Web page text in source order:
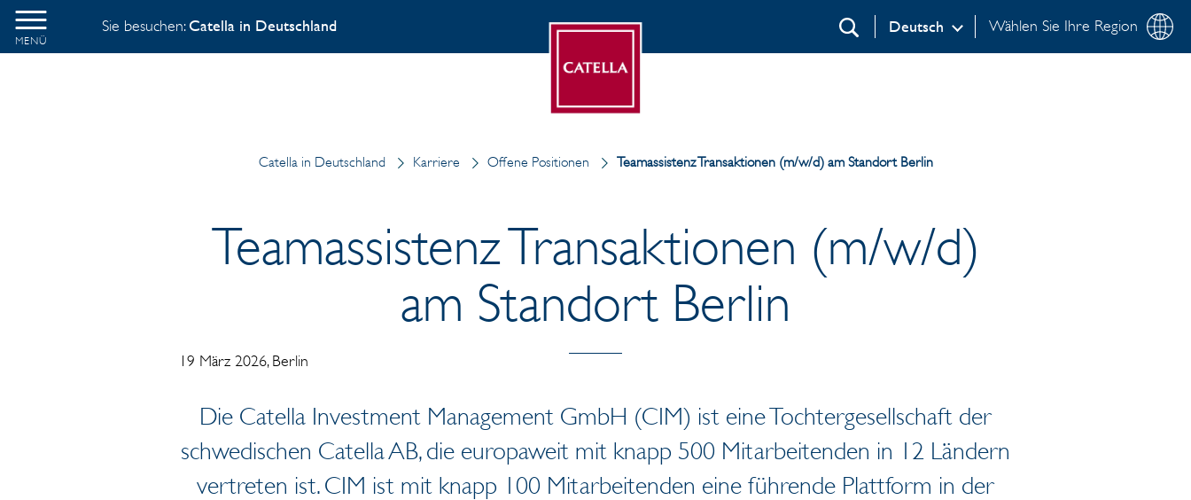
MENÜ
Sie besuchen:Catella in Deutschland Wählen Sie Ihre Region
Deutsch
Suchen
Catella in Deutschland Karriere Offene Positionen Teamassistenz Transaktionen (m/w/d) am Standort Berlin
Teamassistenz Transaktionen (m/w/d)
am Standort Berlin
19 März 2026, Berlin
Die Catella Investment Management GmbH (CIM) ist eine Tochtergesellschaft der
schwedischen Catella AB, die europaweit mit knapp 500 Mitarbeitenden in 12 Ländern
vertreten ist. CIM ist mit knapp 100 Mitarbeitenden eine führende Plattform in der